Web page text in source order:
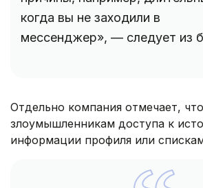
когда вы не заходили в
мессенджер», — следует из
Отдельно компания отмечает,
злоумышленникам доступа к
информации профиля или